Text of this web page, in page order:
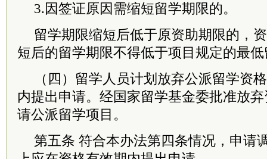
3.因签证原因需缩短留学期限的。
留学期限缩短后低于原资助期限的，
短后的留学期限不得低于项目规定的最
（四）留学人员计划放弃公派留学资
内提出申请。经国家留学基金委批准放
请公派留学项目。
第五条 符合本办法第四条情况，申请